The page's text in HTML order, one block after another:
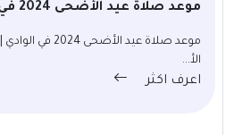
موعد صلاة عيد الأضحى 2024 في الوادي | الجزائر
موعد صلاة عيد
الأ...
اعرف اكثر